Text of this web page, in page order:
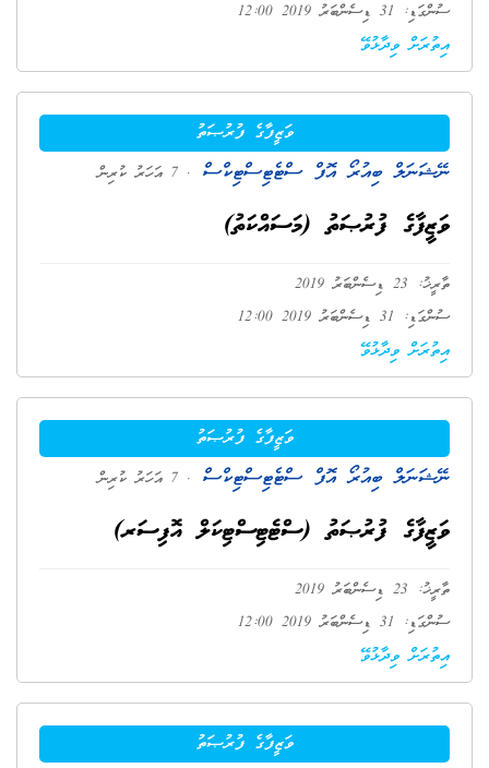
ސުންގަޑި: 31 ޑިސެންބަރު 2019 12:00
އިތުރަށް ވިދާޅުވޭ
ވަޒީފާގެ ފުރުޞަތު
ނޭޝަނަލް ބިއުރޯ އޮފް ސްޓެޓިސްޓިކްސް . 7 އަހަރު ކުރިން
ވަޒީފާގެ ފުރުޞަތު (މަސައްކަތު)
ތާރީޚު: 23 ޑިސެންބަރު 2019
ސުންގަޑި: 31 ޑިސެންބަރު 2019 12:00
އިތުރަށް ވިދާޅުވޭ
ވަޒީފާގެ ފުރުޞަތު
ނޭޝަނަލް ބިއުރޯ އޮފް ސްޓެޓިސްޓިކްސް . 7 އަހަރު ކުރިން
ވަޒީފާގެ ފުރުޞަތު (ސްޓެޓިސްޓިކަލް އޮފިސަރ)
ތާރީޚު: 23 ޑިސެންބަރު 2019
ސުންގަޑި: 31 ޑިސެންބަރު 2019 12:00
އިތުރަށް ވިދާޅުވޭ
ވަޒީފާގެ ފުރުޞަތު